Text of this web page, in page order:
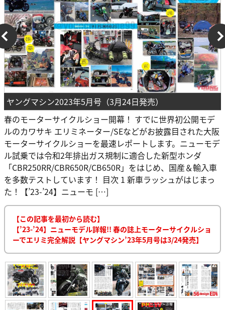
ヤングマシン2023年5月号（3月24日発売）
春のモーターサイクルショー開幕！ すでに世界初公開モデ
ルのカワサキ エリミネーター/SEなどがお披露目された大阪
モーターサイクルショーを最速レポートします。ニューモデ
ル試乗では令和2年排出ガス規制に適合した新型ホンダ
「CBR250RR/CBR650R/CB650R」をはじめ、国産＆輸入車
を多数テストしています！ 目次 1 新車ラッシュがはじまっ
た！【’23-’24】ニューモ […]
【この記事を最初から読む】
【’23-’24】ニューモデル詳報!! 春の誌上モーターサイクルショ
ーでエリミ完全解説【ヤングマシン’23年5月号は3/24発売】